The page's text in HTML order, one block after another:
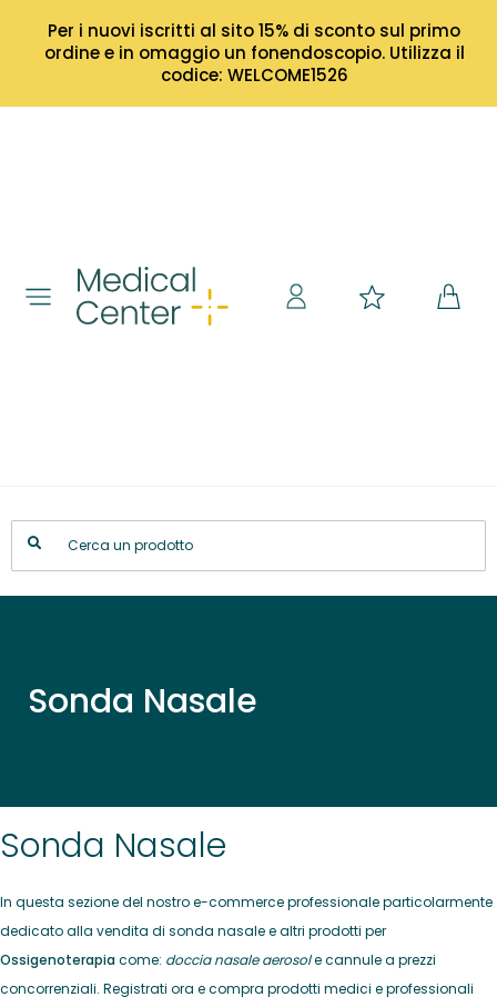
Per i nuovi iscritti al sito 15% di sconto sul primo
ordine e in omaggio un fonendoscopio. Utilizza il
codice: WELCOME1526
Sonda Nasale
Sonda Nasale
In questa sezione del nostro e-commerce professionale particolarmente
dedicato alla vendita di sonda nasale e altri prodotti per
Ossigenoterapiacome: doccia nasale aerosole cannule a prezzi
concorrenziali. Registrati ora e compra prodotti medici e professionali